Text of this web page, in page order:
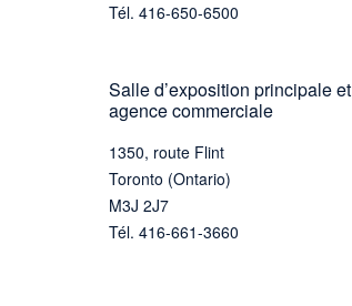
Tél. 416-650-6500
Salle d’exposition principale et
agence commerciale
1350, route Flint
Toronto (Ontario)
M3J 2J7
Tél. 416-661-3660